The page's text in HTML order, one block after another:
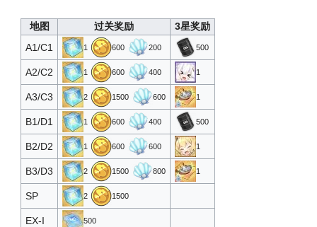
23 10000 杣
11000 随机技能书T3
12000 心智单元
13000 巡洋改造图纸T3
27 14000 驱逐改造图纸T3
28 15000 高级定向蓝图·四期
29 20000 杣
30 25000
31 30000
地图 过关奖励
3星奖励
A1/C1
1 600 200 500
A2/C2 1 600 400 1
A3/C3 2 1500 600 1
B1/D1 1 600 400 500
B2/D2 1 600 600 1
B3/D3 2 1500 800 1
SP 2 1500
EX-I 500